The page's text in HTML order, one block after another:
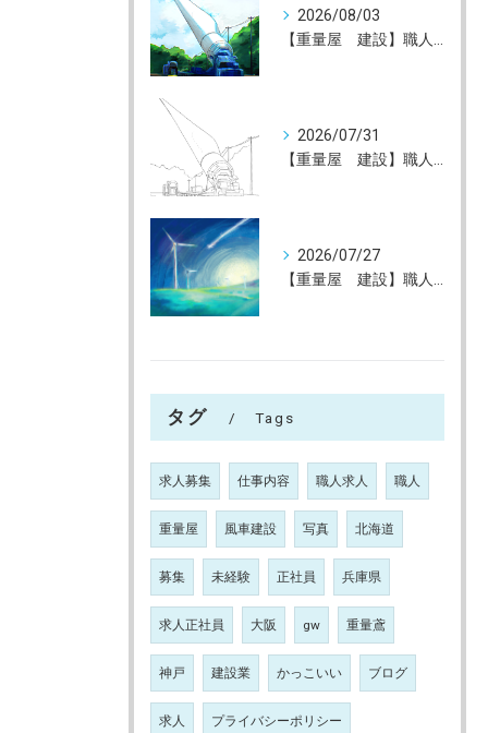
2026/08/03
2026/07/31
2026/07/27
タグ Tags
求人募集 仕事内容 職人求人 職人
重量屋 風車建設 写真 北海道
募集 未経験 正社員 兵庫県
求人正社員 大阪 gw 重量鳶
神戸 建設業 かっこいい ブログ
求人 プライバシーポリシー